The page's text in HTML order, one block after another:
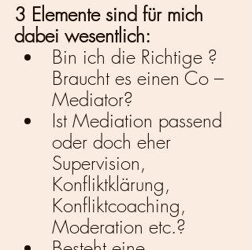
3 Elemente sind für mich
dabei wesentlich:
Bin ich die Richtige ?
Braucht es einen Co –
Mediator?
Ist Mediation passend
oder doch eher
Supervision,
Konfliktklärung,
Konfliktcoaching,
Moderation etc.?